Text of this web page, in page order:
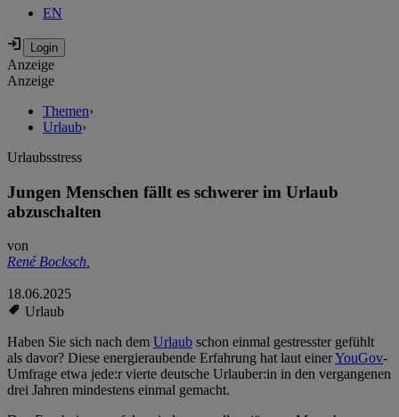
EN
Anzeige
Anzeige
Themen›
Urlaub›
Urlaubsstress
Jungen Menschen fällt es schwerer im Urlaub
abzuschalten
von
René Bocksch,
18.06.2025
Urlaub
Haben Sie sich nach dem Urlaub schon einmal gestresster gefühlt
als davor? Diese energieraubende Erfahrung hat laut einerYouGov-
Umfrage etwa jede:r vierte deutsche Urlauber:in in den vergangenen
drei Jahren mindestens einmal gemacht.